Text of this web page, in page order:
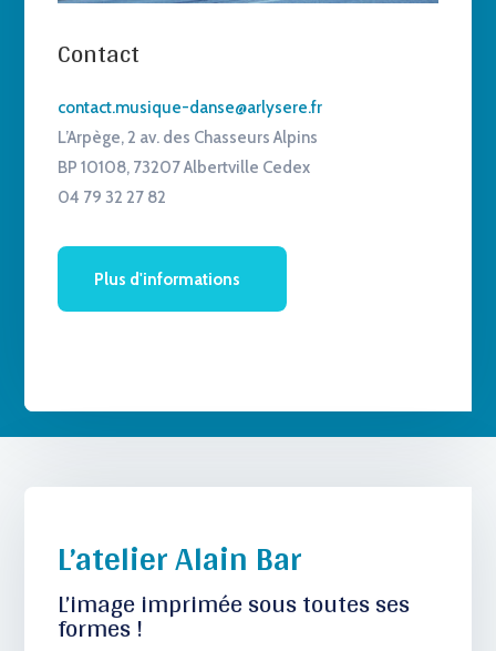
Contact
contact.musique-danse@arlysere.fr
L’Arpège, 2 av. des Chasseurs Alpins
BP 10108, 73207 Albertville Cedex
04 79 32 27 82
Plus d'informations
L’atelier Alain Bar
L’image imprimée sous toutes ses
formes !